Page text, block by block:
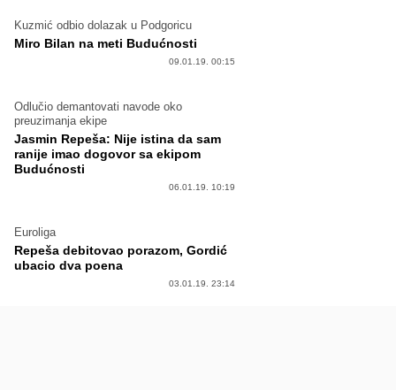
Kuzmić odbio dolazak u Podgoricu
Miro Bilan na meti Budućnosti
09.01.19. 00:15
Odlučio demantovati navode oko
preuzimanja ekipe
Jasmin Repeša: Nije istina da sam
ranije imao dogovor sa ekipom
Budućnosti
06.01.19. 10:19
Euroliga
Repeša debitovao porazom, Gordić
ubacio dva poena
03.01.19. 23:14